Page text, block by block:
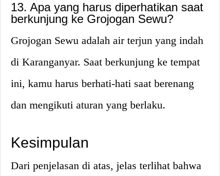
13. Apa yang harus diperhatikan saat
berkunjung ke Grojogan Sewu?
Grojogan Sewu adalah air terjun yang indah
di Karanganyar. Saat berkunjung ke tempat
ini, kamu harus berhati-hati saat berenang
dan mengikuti aturan yang berlaku.
Kesimpulan
Dari penjelasan di atas, jelas terlihat bahwa